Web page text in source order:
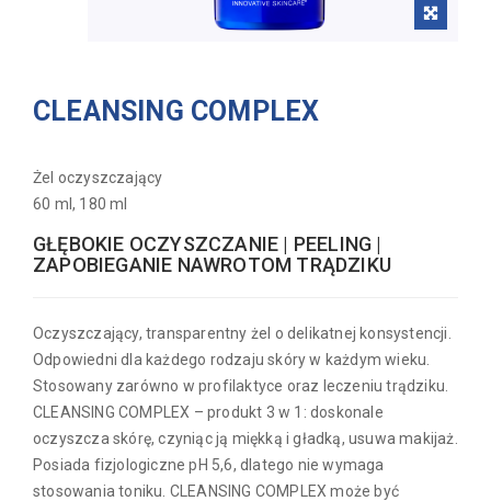
CLEANSING COMPLEX
Żel oczyszczający
60 ml, 180 ml
GŁĘBOKIE OCZYSZCZANIE | PEELING |
ZAPOBIEGANIE NAWROTOM TRĄDZIKU
Oczyszczający, transparentny żel o delikatnej konsystencji.
Odpowiedni dla każdego rodzaju skóry w każdym wieku.
Stosowany zarówno w profilaktyce oraz leczeniu trądziku.
CLEANSING COMPLEX – produkt 3 w 1: doskonale
oczyszcza skórę, czyniąc ją miękką i gładką, usuwa makijaż.
Posiada fizjologiczne pH 5,6, dlatego nie wymaga
stosowania toniku. CLEANSING COMPLEX może być